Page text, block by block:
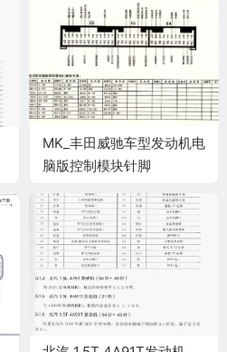
MK_丰田威驰车型发动机电
脑版控制模块针脚